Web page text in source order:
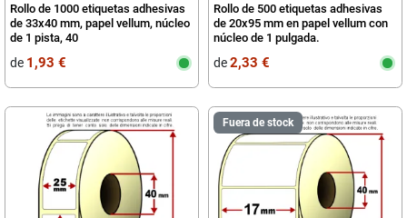
Rollo de 1000 etiquetas adhesivas
de 33x40 mm, papel vellum, núcleo
de 1 pista, 40
de 1,93 €
Rollo de 500 etiquetas adhesivas
de 20x95 mm en papel vellum con
núcleo de 1 pulgada.
de2,33 €
Fuera de stock